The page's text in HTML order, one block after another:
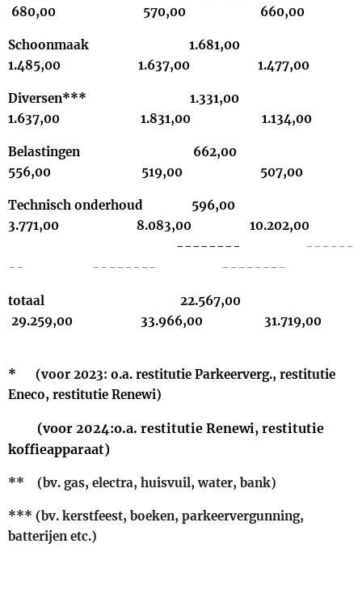
680,00 570,00 660,00
Schoonmaak 1.681,00
1.485,00 1.637,00 1.477,00
Diversen*** 1.331,00
1.637,00 1.831,00 1.134,00
Belastingen 662,00
556,00 519,00 507,00
Technisch onderhoud 596,00
3.771,00 8.083,00 10.202,00
--------
------
-- -------- --------
totaal 22.567,00
29.259,00 33.966,00 31.719,00
* (voor 2023: o.a. restitutie Parkeerverg., restitutie
Eneco, restitutie Renewi)
(voor 2024:o.a. restitutie Renewi, restitutie
koffieapparaat)
** (bv. gas, electra, huisvuil, water, bank)
*** (bv. kerstfeest, boeken, parkeervergunning,
batterijen etc.)